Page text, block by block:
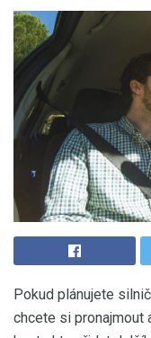
Pokud plánujete
chcete si pronajmout